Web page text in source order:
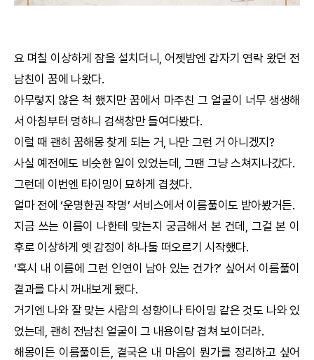
문의사항
요 며칠 이상하게 잠을 설치더니, 어젯밤엔 갑자기 연락 왔던 전
남친이 꿈에 나왔다.
아무렇지 않은 척 했지만 꿈에서 마주친 그 얼굴이 너무 생생해
서 아침부터 멍하니 검색창만 들여다봤다.
이럴 때 괜히 꿈해몽 찾게 되는 거, 나만 그런 거 아니겠지?
사실 예전에도 비슷한 일이 있었는데, 그땐 그냥 스쳐지나갔다.
그런데 이번엔 타이밍이 묘하게 겹쳤다.
얼마 전에 ‘운명한권 작명’ 서비스에서 이름풀이도 받아봤거든.
지금 쓰는 이름이 나한테 맞는지 궁금해서 본 건데, 그걸 본 이
후로 이상하게 옛 감정이 하나둘 떠오르기 시작했다.
‘혹시 내 이름에 그런 인연이 남아 있는 건가?’ 싶어서 이름풀이
결과를 다시 꺼내보게 됐다.
거기엔 나와 잘 맞는 사람의 성향이나 타이밍 같은 것도 나와 있
었는데, 괜히 전남친 얼굴이 그 내용이랑 겹쳐 보이더라.
해몽이든 이름풀이든, 결국은 내 마음이 뭔가를 정리하고 싶어